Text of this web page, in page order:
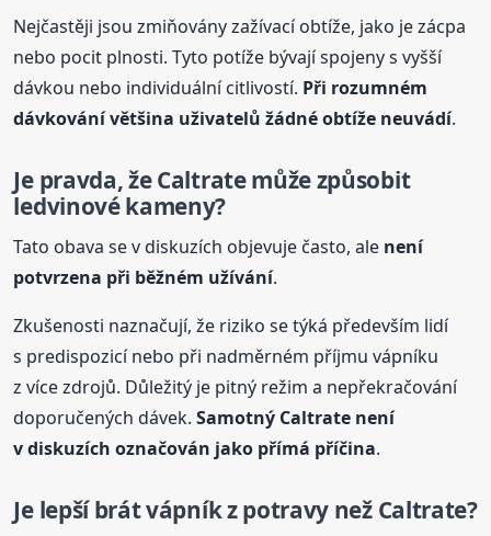
Nejčastěji jsou zmiňovány zažívací obtíže, jako je zácpa
nebo pocit plnosti. Tyto potíže bývají spojeny s vyšší
dávkou nebo individuální citlivostí. Při rozumném
dávkování většina uživatelů žádné obtíže neuvádí.
Je pravda, že Caltrate může způsobit
ledvinové kameny?
Tato obava se v diskuzích objevuje často, ale není
potvrzena při běžném užívání.
Zkušenosti naznačují, že riziko se týká především lidí
s predispozicí nebo při nadměrném příjmu vápníku
z více zdrojů. Důležitý je pitný režim a nepřekračování
doporučených dávek.Samotný Caltrate není
v diskuzích označován jako přímá příčina.
Je lepší brát vápník z potravy než Caltrate?